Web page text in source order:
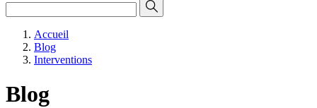
Accueil
Blog
Interventions
Blog